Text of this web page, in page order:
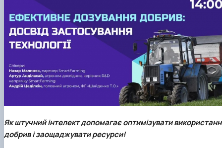
Гаркуша Наталія Миколаївна
Кіру Валентина Василівна
Ямков Олександр Володимирович
Білоконь Ольга Борисівна
Тихий Олександр Іванович
Як штучний інтелект допомагає оптимізувати
добрив і заощаджувати ресурси!